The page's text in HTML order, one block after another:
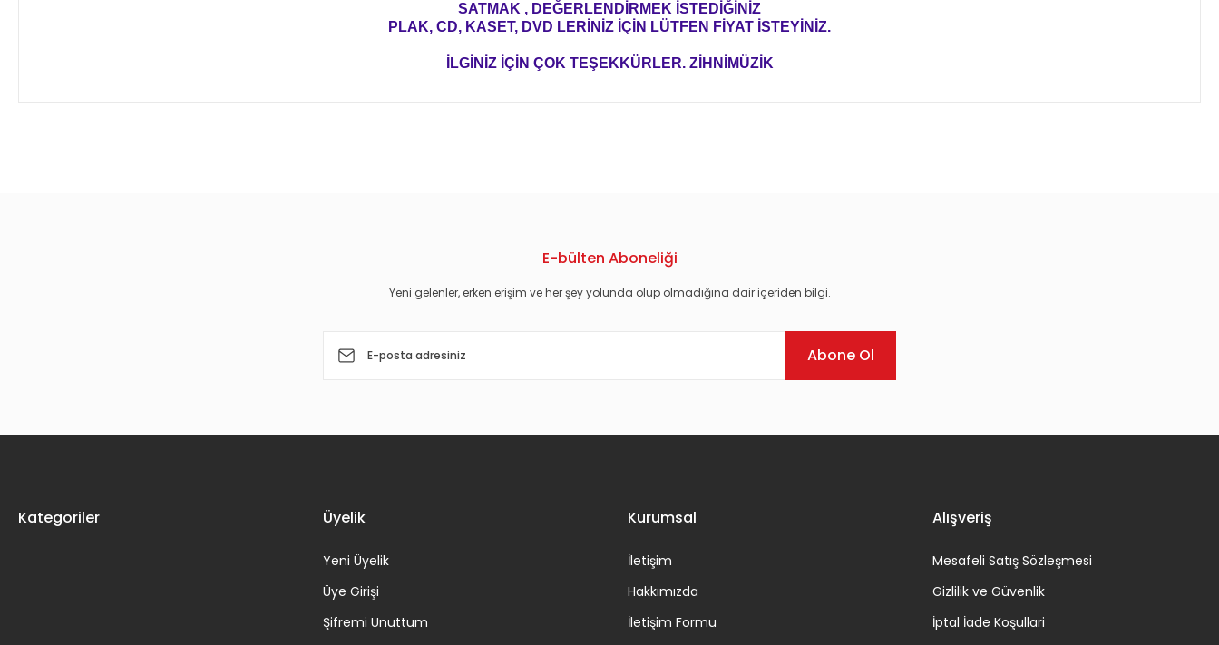
SATMAK , DEĞERLENDİRMEK İSTEDİĞİNİZ
PLAK, CD, KASET, DVD LERİNİZ İÇİN LÜTFEN FİYAT İSTEYİNİZ.
İLGİNİZ İÇİN ÇOK TEŞEKKÜRLER. ZİHNİMÜZİK
E-bülten Aboneliği
Yeni gelenler, erken erişim ve her şey yolunda olup olmadığına dair içeriden bilgi.
Abone Ol
Kategoriler Üyelik
Yeni Üyelik
Üye Girişi
Şifremi Unuttum
Kurumsal
İletişim
Hakkımızda
İletişim Formu
Alışveriş
Mesafeli Satış Sözleşmesi
Gizlilik ve Güvenlik
İptal İade Koşullari